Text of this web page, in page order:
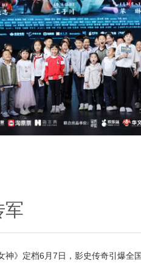
军
神》定档6月7日，影史传奇引爆全